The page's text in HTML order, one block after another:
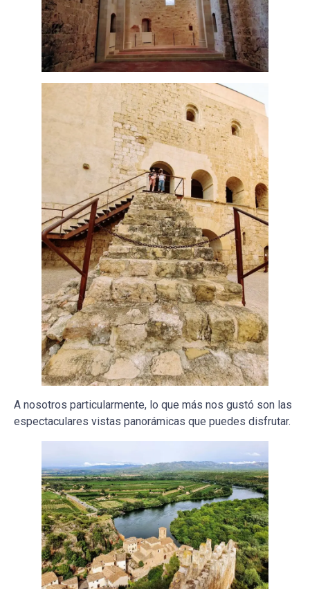
A nosotros particularmente, lo que más nos gustó son las
espectaculares vistas panorámicas que puedes disfrutar.